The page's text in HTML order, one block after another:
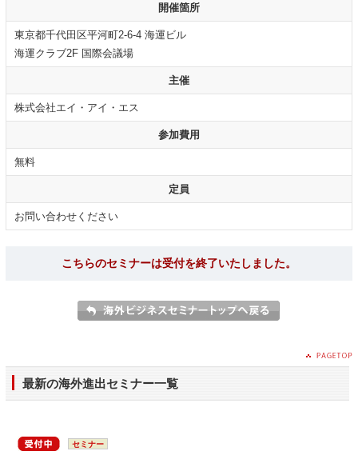
開催箇所
東京都千代田区平河町2-6-4 海運ビル
海運クラブ2F 国際会議場
主催
株式会社エイ・アイ・エス
参加費用
無料
定員
お問い合わせください
こちらのセミナーは受付を終了いたしました。
最新の海外進出セミナー一覧
セミナー